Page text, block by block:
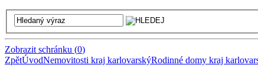
Zobrazit schránku (0)
ZpětÚvodNemovitosti kraj karlovarskýRodinné domy kraj